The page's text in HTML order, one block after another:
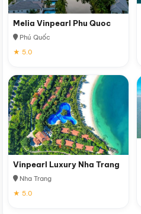
Melia Vinpearl Phu Quoc
Phú Quốc
★ 5.0
Vinpearl Luxury Nha Trang
Nha Trang
★ 5.0